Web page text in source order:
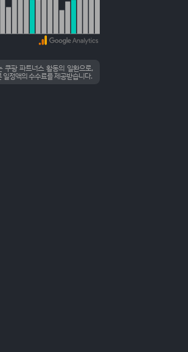
쿠팡 파트너스 활동의 일환으로,
일정액의 수수료를 제공받습니다.